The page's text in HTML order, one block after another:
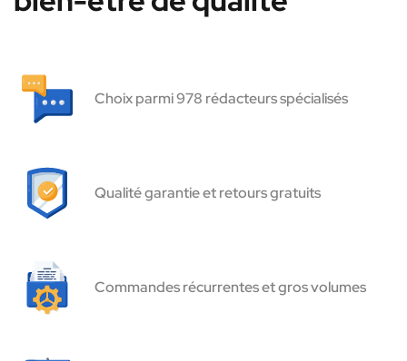
Choix parmi 978 rédacteurs spécialisés
Qualité garantie et retours gratuits
Commandes récurrentes et gros volumes